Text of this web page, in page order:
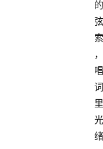
的
弦
索
，
唱
词
里
光
绪